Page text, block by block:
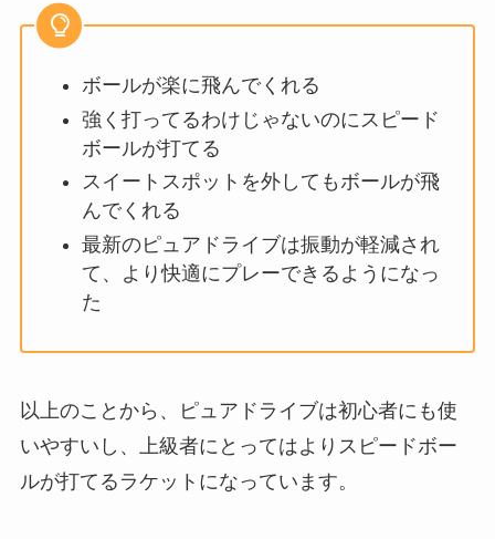
ボールが楽に飛んでくれる
強く打ってるわけじゃないのにスピード
ボールが打てる
スイートスポットを外してもボールが飛
んでくれる
最新のピュアドライブは振動が軽減され
て、より快適にプレーできるようになっ
た
以上のことから、ピュアドライブは初心者にも使
いやすいし、上級者にとってはよりスピードボー
ルが打てるラケットになっています。